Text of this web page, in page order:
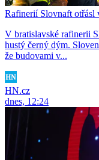
Rafinerií Slovnaft otřásl
V bratislavské rafinerii
hustý černý dým.
že budovami v...
HN.cz
dnes, 12:24